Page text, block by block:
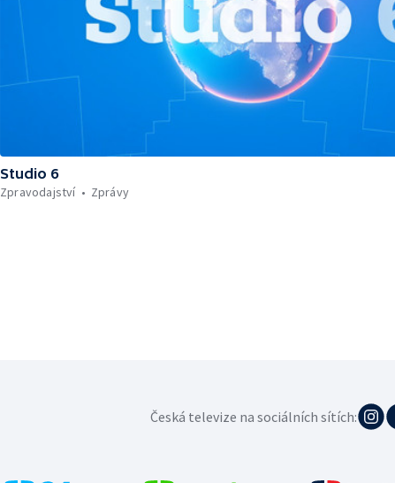
Studio 6
Zpravodajství
Zprávy
Česká televize na sociálních sítích: